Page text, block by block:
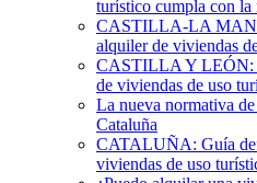
turístico cumpla con la
CASTILLA-LA
alquiler de viviendas
CASTILLA Y LEÓN:
de viviendas de uso
La nueva normativa
Cataluña
CATALUÑA: Guía
viviendas de uso